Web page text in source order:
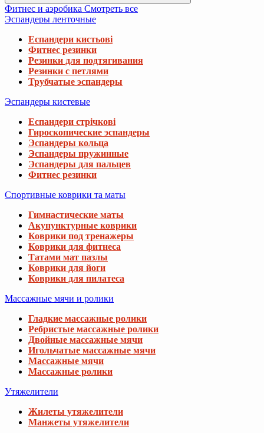
Фитнес и аэробика Смотреть все
Эспандеры ленточные
Еспандери кистьові
Фитнес резинки
Резинки для подтягивания
Резинки с петлями
Трубчатые эспандеры
Эспандеры кистевые
Еспандери стрічкові
Гироскопические эспандеры
Эспандеры кольца
Эспандеры пружинные
Эспандеры для пальцев
Фитнес резинки
Спортивные коврики та маты
Гимнастические маты
Акупунктурные коврики
Коврики под тренажеры
Коврики для фитнеса
Татами мат пазлы
Коврики для йоги
Коврики для пилатеса
Массажные мячи и ролики
Гладкие массажные ролики
Ребристые массажные ролики
Двойные массажные мячи
Игольчатые массажные мячи
Массажные мячи
Массажные ролики
Утяжелители
Жилеты утяжелители
Манжеты утяжелители